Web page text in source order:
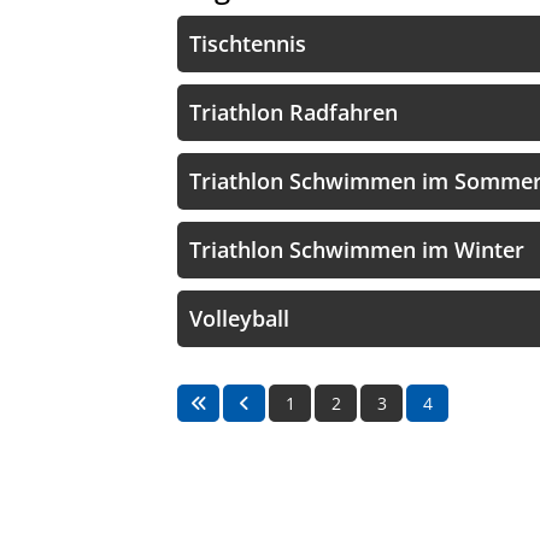
Tischtennis
Triathlon Radfahren
Triathlon Schwimmen im
Triathlon Schwimmen im Winter
Volleyball
1 2 3 4